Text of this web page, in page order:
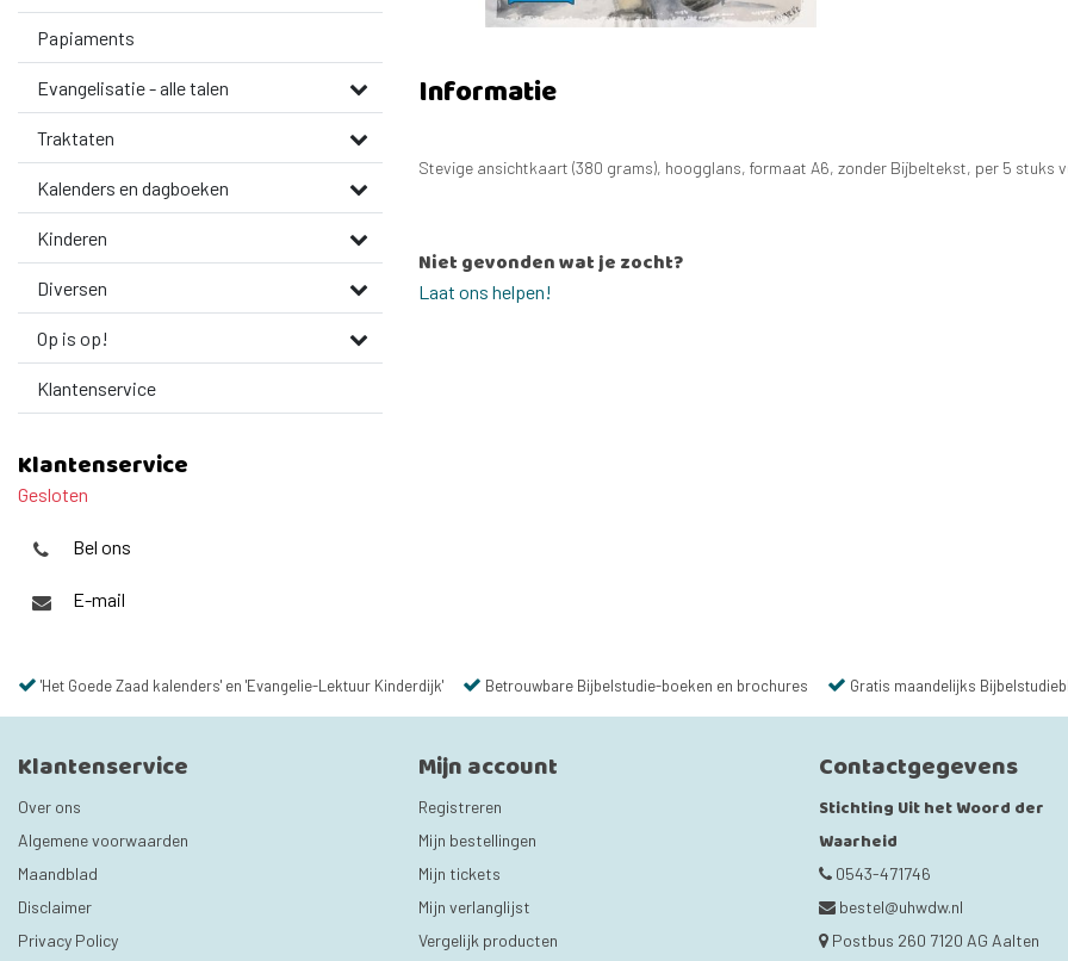
Papiaments
Evangelisatie - alle talen
Traktaten
Kalenders en dagboeken
Kinderen
Diversen
Op is op!
Klantenservice
Klantenservice
Gesloten
Bel ons
E-mail
Informatie
Stevige ansichtkaart (380 grams), hoogglans, formaat A6, zonder Bijbeltekst, per 5 stuks
Niet gevonden wat je zocht?
Laat ons helpen!
'Het Goede Zaad kalenders' en 'Evangelie-Lektuur Kinderdijk' Betrouwbare Bijbelstudie-boeken en brochures Gratis maandelijks
Klantenservice
Over ons
Algemene voorwaarden
Maandblad
Disclaimer
Privacy Policy
Mijn account
Registreren
Mijn bestellingen
Mijn tickets
Mijn verlanglijst
Vergelijk producten
Contactgegevens
Stichting Uit het Woord der
Waarheid
0543-471746
bestel@uhwdw.nl
Postbus 260 7120 AG Aalten